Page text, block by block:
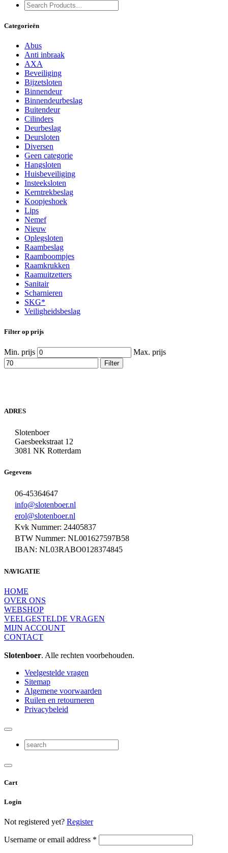
Categorieën
Abus
Anti inbraak
AXA
Beveiliging
Bijzetsloten
Binnendeur
Binnendeurbeslag
Buitendeur
Cilinders
Deurbeslag
Deursloten
Diversen
Geen categorie
Hangsloten
Huisbeveiliging
Insteeksloten
Kerntrekbeslag
Koopjeshoek
Lips
Nemef
Nieuw
Oplegsloten
Raambeslag
Raamboompjes
Raamkrukken
Raamuitzetters
Sanitair
Scharnieren
SKG*
Veiligheidsbeslag
Filter op prijs
Min. prijs Max. prijs
Filter
ADRES
Slotenboer
Gaesbeekstraat 12
3081 NK Rotterdam
Gegevens
06-45364647
info@slotenboer.nl
erol@slotenboer.nl
Kvk Nummer: 24405837
BTW Nummer: NL001627597B58
IBAN: NL03RABO0128374845
NAVIGATIE
HOME
OVER ONS
WEBSHOP
VEELGESTELDE VRAGEN
MIJN ACCOUNT
CONTACT
Slotenboer. Alle rechten voorbehouden.
Veelgestelde vragen
Sitemap
Algemene voorwaarden
Ruilen en retourneren
Privacybeleid
Cart
Login
Not registered yet? Register
Username or email address *